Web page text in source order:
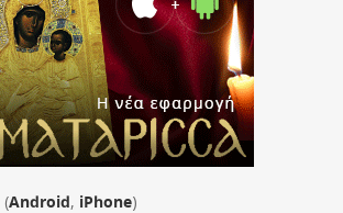
(Android, iPhone)